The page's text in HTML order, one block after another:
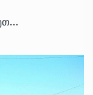
/ „ერთად უნდა გავიჭირვოთ“ – წერეთლის გამზირის რეაბილიტაცია დაიწყება